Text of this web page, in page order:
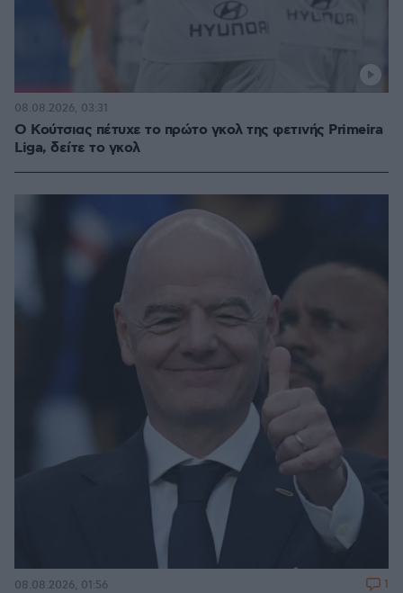
Ο Κούτσιας πέτυχε το πρώτο γκολ της φετινής Primeira
Liga, δείτε το γκολ
08.08.2026, 03:31
08.08.2026, 01:56 1